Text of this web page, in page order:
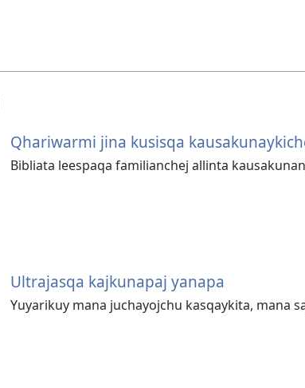
Qhariwarmi jina kusisqa
Bibliata leespaqa familianchej allinta
Ultrajasqa kajkunapaj yanapa
Yuyarikuy mana juchayojchu kasqaykita, mana